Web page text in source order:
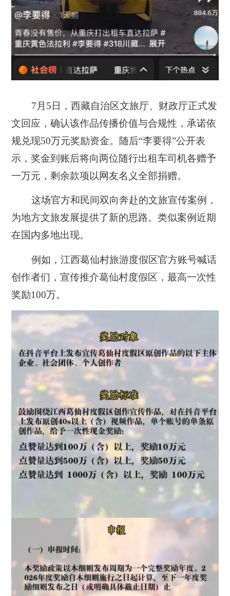
7月5日，西藏自治区文旅厅、财政厅正式发
文回应，确认该作品传播价值与合规性，承诺依
规兑现50万元奖励资金。随后“李要得”公开表
示，奖金到账后将向两位随行出租车司机各赠予
一万元，剩余款项以网友名义全部捐赠。
这场官方和民间双向奔赴的文旅宣传案例，
为地方文旅发展提供了新的思路。类似案例近期
在国内多地出现。
例如，江西葛仙村旅游度假区官方账号喊话
创作者们，宣传推介葛仙村度假区，最高一次性
奖励100万。